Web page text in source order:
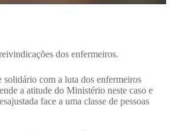
dos enfermeiros.
com a luta dos enfermeiros
a atitude do Ministério neste caso e
face a uma classe de pessoas